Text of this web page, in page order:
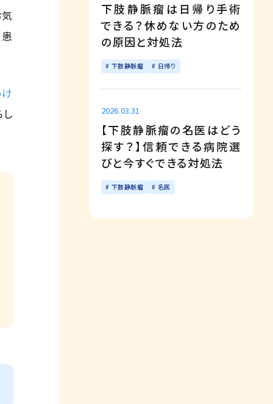
下肢静脈瘤は日帰り手術
できる？休めない方のため
の原因と対処法
下肢静脈瘤 日帰り
2026.03.31
【下肢静脈瘤の名医はどう
探す？】信頼できる病院選
びと今すぐできる対処法
下肢静脈瘤 名医